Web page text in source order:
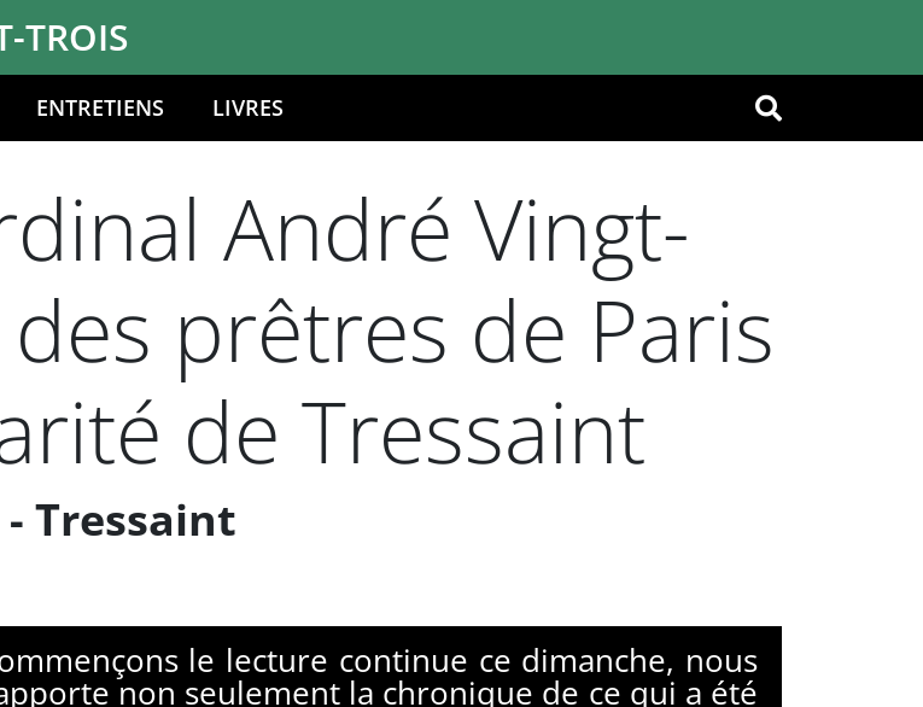
TROIS
OK
ENTRETIENS LIVRES
André Vingt-
prêtres de Paris
de Tressaint
Tressaint
le lecture continue ce dimanche, nous
non seulement la chronique de ce qui a été